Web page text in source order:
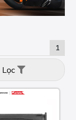
1
Lọc